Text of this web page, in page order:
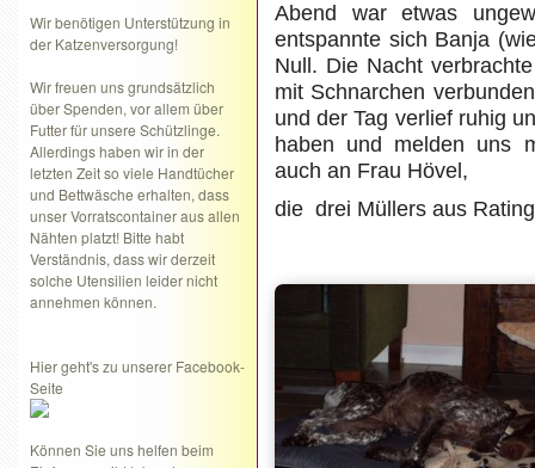
Wir benötigen Unterstützung in
der Katzenversorgung!
Wir freuen uns grundsätzlich
über Spenden, vor allem über
Futter für unsere Schützlinge.
Allerdings haben wir in der
letzten Zeit so viele Handtücher
und Bettwäsche erhalten, dass
unser Vorratscontainer aus allen
Nähten platzt! Bitte habt
Verständnis, dass wir derzeit
solche Utensilien leider nicht
annehmen können.
Hier geht's zu unserer Facebook-
Seite
Können Sie uns helfen beim
Abend war etwas
entspannte sich Banja
Null. Die Nacht
mit Schnarchen
und der Tag verlief ruhig
haben und melden uns
auch an Frau Hövel,
die drei Müllers aus